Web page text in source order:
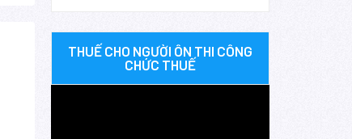
THUẾ CHO NGƯỜI ÔN THI CÔNG
CHỨC THUẾ